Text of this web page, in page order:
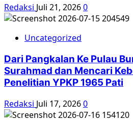
Redaksi Juli 21, 20260
Uncategorized
Dari Pangkalan Ke Pulau
Surahmad dan Mencari
Penelitian YPKP 1965 Pati
Redaksi Juli 17, 20260